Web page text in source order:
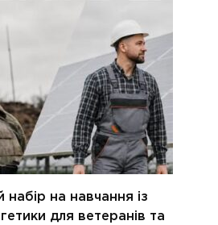
набір на навчання із
для ветеранів та